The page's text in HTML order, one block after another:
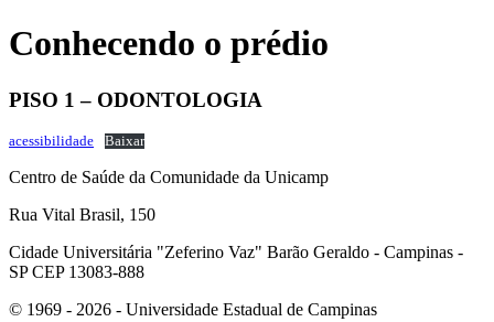
Conhecendo o prédio
PISO 1 – ODONTOLOGIA
acessibilidade Baixar
Centro de Saúde da Comunidade da Unicamp
Rua Vital Brasil, 150
Cidade Universitária "Zeferino Vaz" Barão Geraldo - Campinas -
SP CEP 13083-888
© 1969 - 2026 - Universidade Estadual de Campinas